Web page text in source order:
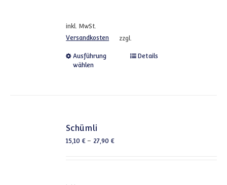
inkl. MwSt.
zzgl.
Versandkosten
Ausführung
wählen
Dieses Produkt weist
Details
Schümli
15,10€– 27,90€